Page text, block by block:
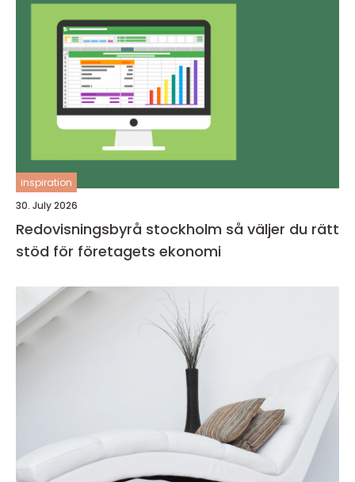
inspiration
30. July 2026
Redovisningsbyrå stockholm så väljer du rätt
stöd för företagets ekonomi